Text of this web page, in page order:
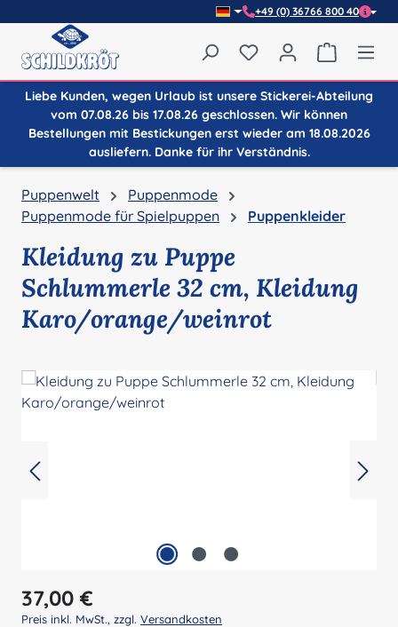
+49 (0) 36766 800 40
Du hast 0 Produkte
Liebe Kunden, wegen Urlaub ist unsere Stickerei-Abteilung
vom 07.08.26 bis 17.08.26 geschlossen. Wir können
Bestellungen mit Bestickungen erst wieder am 18.08.2026
ausliefern. Danke für ihr Verständnis.
Puppenwelt
Puppenmode
Puppenmode für Spielpuppen
Puppenkleider
Kleidung zu Puppe
Schlummerle 32 cm, Kleidung
Karo/orange/weinrot
Regulärer Preis:
37,00 €
Preis inkl. MwSt., zzgl. Versandkosten